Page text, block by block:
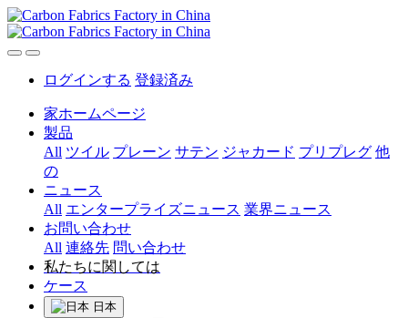
ログインする 登録済み
家ホームページ
製品
All ツイル プレーン サテン ジャカード プリプレグ 他
の
ニュース
All エンタープライズニュース 業界ニュース
お問い合わせ
All 連絡先 問い合わせ
私たちに関しては
ケース
日本